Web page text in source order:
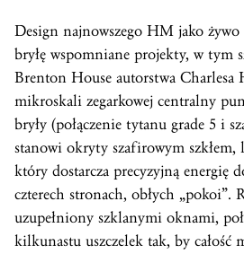
Design najnowszego HM jako żywo
bryłę wspomniane projekty, w tym
Brenton House autorstwa Charlesa
mikroskali zegarkowej centralny
bryły (połączenie tytanu grade 5 i
stanowi okryty szafirowym szkłem,
który dostarcza precyzyjną energię
czterech stronach, obłych „pokoi”.
uzupełniony szklanymi oknami,
kilkunastu uszczelek tak, by całość